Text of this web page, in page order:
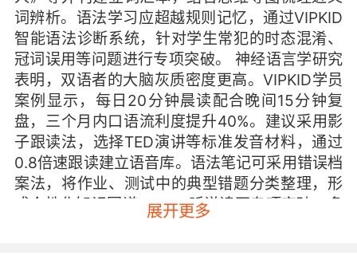
词辨析。语法学习应超越规则记忆，通过VIPKID
智能语法诊断系统，针对学生常犯的时态混淆、
冠词误用等问题进行专项突破。 神经语言学研究
表明，双语者的大脑灰质密度更高。VIPKID学员
案例显示，每日20分钟晨读配合晚间15分钟复
盘，三个月内口语流利度提升40%。建议采用影
子跟读法，选择TED演讲等标准发音材料，通过
0.8倍速跟读建立语音库。语法笔记可采用错误档
案法，将作业、测试中的典型错题分类整理，形
成个性化知识图谱。 二、听说读写专项突破：多
模态协同训练 剑桥大学语言中心研究证实，听力
展开更多